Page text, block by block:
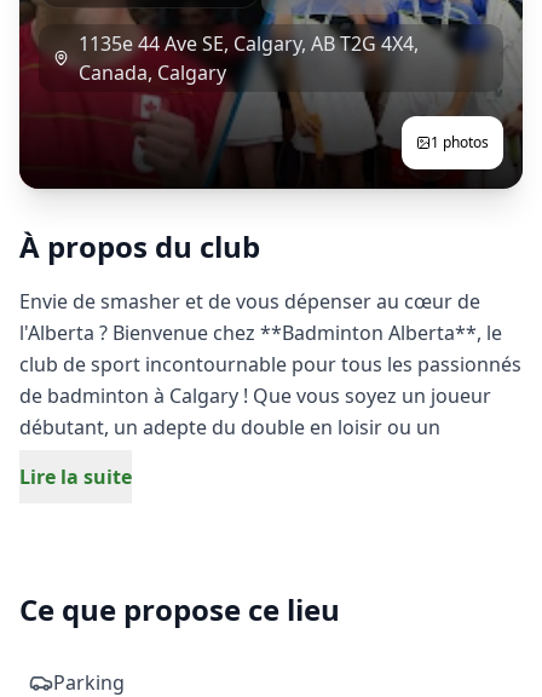
1135e 44 Ave SE, Calgary, AB T2G 4X4,
Canada, Calgary
1 photos
À propos du club
Envie de smasher et de vous dépenser au cœur de
l'Alberta ? Bienvenue chez **Badminton Alberta**, le
club de sport incontournable pour tous les passionnés
de badminton à Calgary ! Que vous soyez un joueur
débutant, un adepte du double en loisir ou un
notre complexe sportif moderne vous offre des
conçus pour garantir un confort de jeu optimal et une
intenses. Rejoignez une communauté dynamique de
Lire la suite
Ce que propose ce lieu
Parking